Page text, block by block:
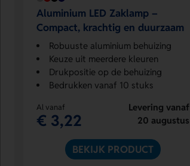
Aluminium LED Zaklamp –
Compact, krachtig en duurzaam
Robuuste aluminium behuizing
Keuze uit meerdere kleuren
Drukpositie op de behuizing
Bedrukken vanaf 10 stuks
Al vanaf
€ 3,22
Levering vanaf
20 augustus
BEKIJK PRODUCT